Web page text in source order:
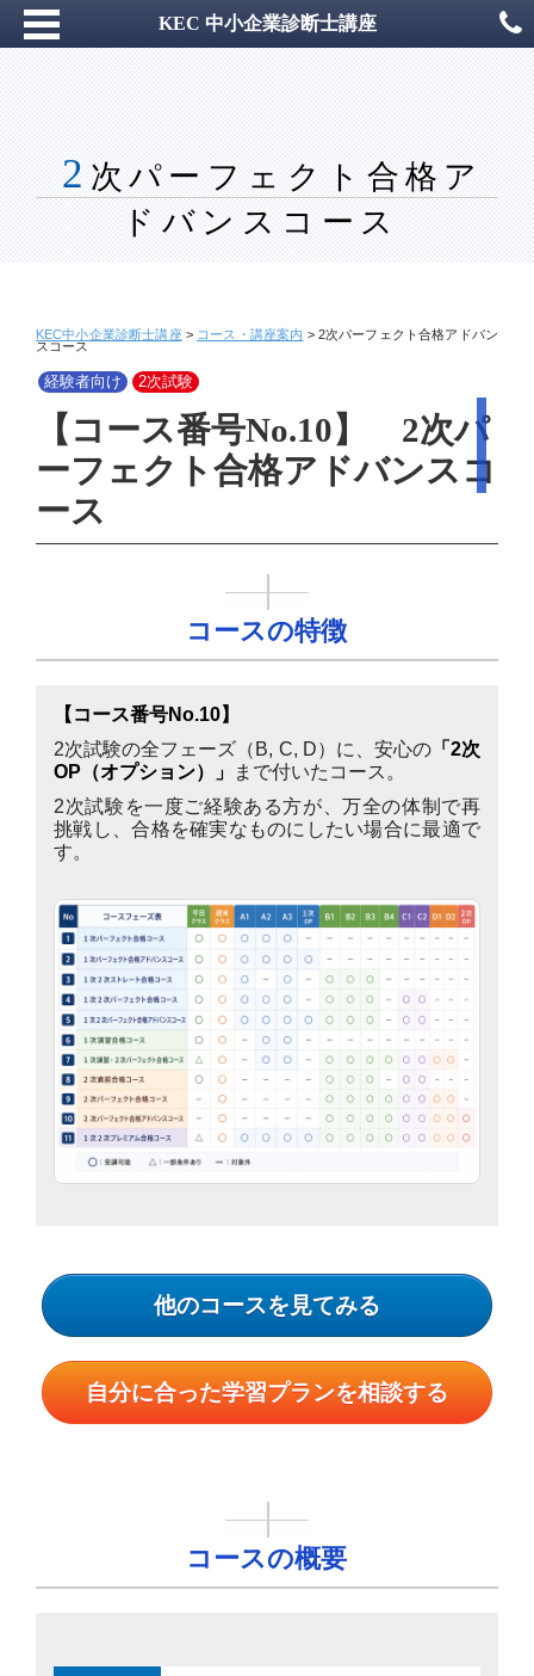
2 次パーフェクト合格ア
ドバンスコース
KEC中小企業診断士講座> コース・講座案内 > 2次パーフェクト合格アドバン
スコース
経験者向け 2次試験
【コース番号No.10】 2次パ
ーフェクト合格アドバンスコ
ース
コースの特徴
【コース番号No.10】
2次試験の全フェーズ（B, C, D）に、安心の「2次
OP（オプション）」
まで付いたコース。
2次試験を一度ご経験ある方が、万全の体制で再
挑戦し、合格を確実なものにしたい場合に最適で
す。
他のコースを見てみる
自分に合った学習プランを相談する
コースの概要
KEC 中小企業診断士講座